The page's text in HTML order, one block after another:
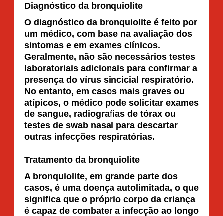
Diagnóstico da bronquiolite
O diagnóstico da bronquiolite é feito por
um médico, com base na avaliação dos
sintomas e em exames clínicos.
Geralmente, não são necessários testes
laboratoriais adicionais para confirmar a
presença do vírus sincicial respiratório.
No entanto, em casos mais graves ou
atípicos, o médico pode solicitar exames
de sangue, radiografias de tórax ou
testes de swab nasal para descartar
outras infecções respiratórias.
Tratamento da bronquiolite
A bronquiolite, em grande parte dos
casos, é uma doença autolimitada, o que
significa que o próprio corpo da criança
é capaz de combater a infecção ao longo